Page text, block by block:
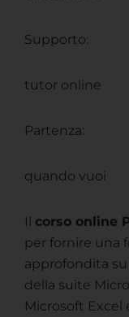
Supporto:
tutor online
Partenza:
quando vuoi
Il corso online
per fornire una
approfondita
della suite
Microsoft Excel